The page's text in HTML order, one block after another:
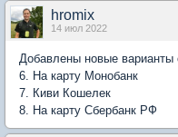
hromix
14 июл 2022
Добавлены новые варианты
6. На карту Монобанк
7. Киви Кошелек
8. На карту Сбербанк РФ